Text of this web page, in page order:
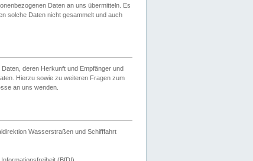
Daten an uns übermitteln. Es
solche Daten nicht gesammelt und auch
deren Herkunft und Empfänger und
Hierzu sowie zu weiteren Fragen zum
an uns wenden.
Wasserstraßen und Schifffahrt